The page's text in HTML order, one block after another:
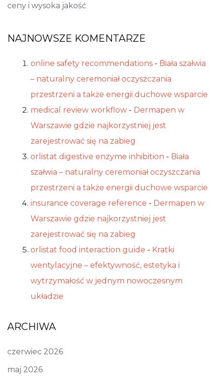
ceny i wysoka jakość
NAJNOWSZE KOMENTARZE
online safety recommendations - Biała szałwia
– naturalny ceremoniał oczyszczania
przestrzeni a także energii duchowe wsparcie
medical review workflow - Dermapen w
Warszawie gdzie najkorzystniej jest
zarejestrować się na zabieg
orlistat digestive enzyme inhibition - Biała
szałwia – naturalny ceremoniał oczyszczania
przestrzeni a także energii duchowe wsparcie
insurance coverage reference - Dermapen w
Warszawie gdzie najkorzystniej jest
zarejestrować się na zabieg
orlistat food interaction guide - Kratki
wentylacyjne – efektywność, estetyka i
wytrzymałość w jednym nowoczesnym
układzie
ARCHIWA
czerwiec 2026
maj 2026